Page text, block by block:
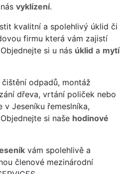
vyklízení.
kvalitní a spolehlivý úklid či
firmu která vám zajistí
si u nás úklid a mytí
odpadů, montáž
dřeva, vrtání poliček nebo
v Jeseníku řemeslníka,
si naše hodinové
vám spolehlivě a
členové mezinárodní